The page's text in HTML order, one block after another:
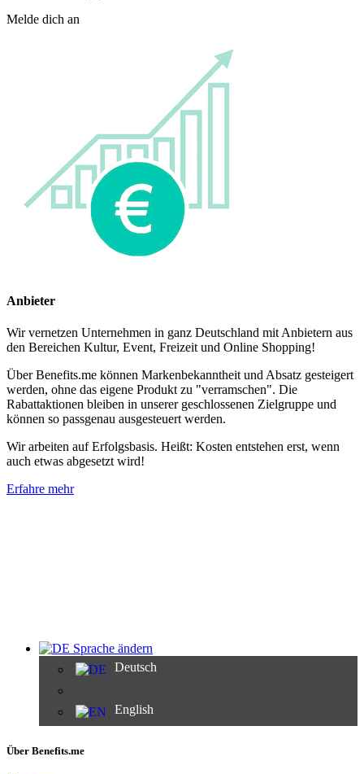
Melde dich an
Anbieter
Wir vernetzen Unternehmen in ganz Deutschland mit Anbietern aus
den Bereichen Kultur, Event, Freizeit und Online Shopping!
Über Benefits.me können Markenbekanntheit und Absatz gesteigert
werden, ohne das eigene Produkt zu "verramschen". Die
Rabattaktionen bleiben in unserer geschlossenen Zielgruppe und
können so passgenau ausgesteuert werden.
Wir arbeiten auf Erfolgsbasis. Heißt: Kosten entstehen erst, wenn
auch etwas abgesetzt wird!
Erfahre mehr
Sprache ändern
Deutsch
English
Über Benefits.me